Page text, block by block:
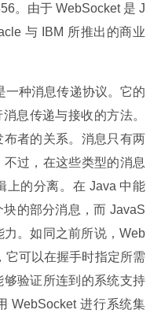
。由于 WebSocket 是 J
与 IBM 所推出的商业
一种消息传递协议。它的
息传递与接收的方法。
者的关系。消息只有两
过，在这些类型的消息
上的分离。在 Java 中能
的部分消息，而 JavaS
。如同之前所说，Web
它可以在握手时指定所需
验证所连到的系统支持
WebSocket 进行系统集